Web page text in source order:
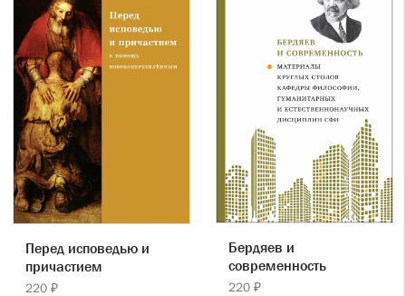
Перед исповедью и
причастием
220 ₽
Бердяев и
современность
220 ₽